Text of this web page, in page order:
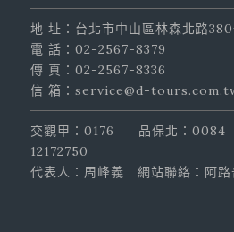
地 址：台北市中山區林森北路
電 話：02-2567-8379
傳 真：02-2567-8336
信 箱：service@d-
交觀甲：0176 品保北：0084
12172750
代表人：周峰義
網站聯絡：阿